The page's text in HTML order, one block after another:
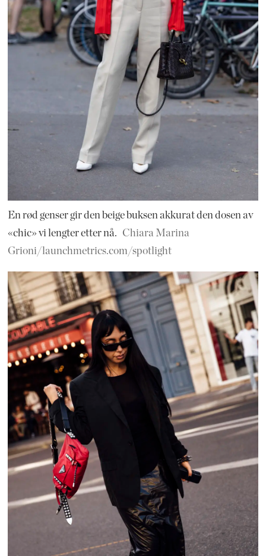
En rød genser gir den beige buksen akkurat den dosen av
«chic» vi lengter etter nå.
Chiara Marina
Grioni/launchmetrics.com/spotlight